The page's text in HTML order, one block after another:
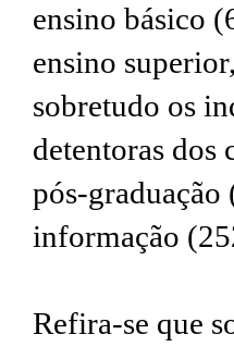
ensino básico
ensino
sobretudo os
detentoras dos
pós-
informação
Refira-se que